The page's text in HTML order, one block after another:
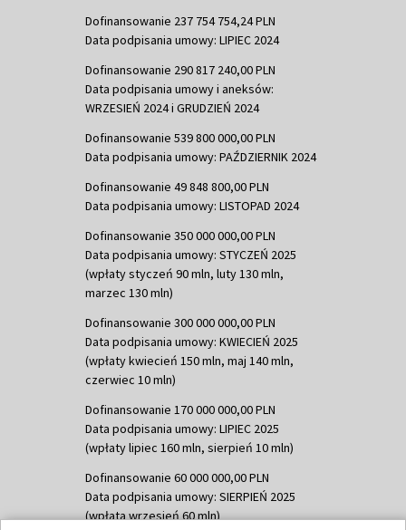
Dofinansowanie 237 754 754,24 PLN
Data podpisania umowy: LIPIEC 2024
Dofinansowanie 290 817 240,00 PLN
Data podpisania umowy i aneksów:
WRZESIEŃ 2024 i GRUDZIEŃ 2024
Dofinansowanie 539 800 000,00 PLN
Data podpisania umowy: PAŹDZIERNIK 2024
Dofinansowanie 49 848 800,00 PLN
Data podpisania umowy: LISTOPAD 2024
Dofinansowanie 350 000 000,00 PLN
Data podpisania umowy: STYCZEŃ 2025
(wpłaty styczeń 90 mln, luty 130 mln,
marzec 130 mln)
Dofinansowanie 300 000 000,00 PLN
Data podpisania umowy: KWIECIEŃ 2025
(wpłaty kwiecień 150 mln, maj 140 mln,
czerwiec 10 mln)
Dofinansowanie 170 000 000,00 PLN
Data podpisania umowy: LIPIEC 2025
(wpłaty lipiec 160 mln, sierpień 10 mln)
Dofinansowanie 60 000 000,00 PLN
Data podpisania umowy: SIERPIEŃ 2025
(wpłata wrzesień 60 mln)